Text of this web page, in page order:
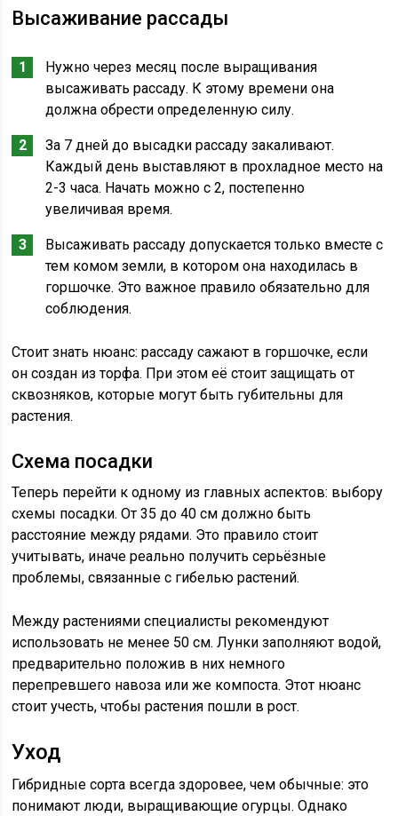
Высаживание рассады
Нужно через месяц после выращивания
высаживать рассаду. К этому времени она
должна обрести определенную силу.
За 7 дней до высадки рассаду закаливают.
Каждый день выставляют в прохладное место на
2-3 часа. Начать можно с 2, постепенно
увеличивая время.
Высаживать рассаду допускается только вместе с
тем комом земли, в котором она находилась в
горшочке. Это важное правило обязательно для
соблюдения.
Стоит знать нюанс: рассаду сажают в горшочке, если
он создан из торфа. При этом её стоит защищать от
сквозняков, которые могут быть губительны для
растения.
Схема посадки
Теперь перейти к одному из главных аспектов: выбору
схемы посадки. От 35 до 40 см должно быть
расстояние между рядами. Это правило стоит
учитывать, иначе реально получить серьёзные
проблемы, связанные с гибелью растений.
Между растениями специалисты рекомендуют
использовать не менее 50 см. Лунки заполняют водой,
предварительно положив в них немного
перепревшего навоза или же компоста. Этот нюанс
стоит учесть, чтобы растения пошли в рост.
Уход
Гибридные сорта всегда здоровее, чем обычные: это
понимают люди, выращивающие огурцы. Однако